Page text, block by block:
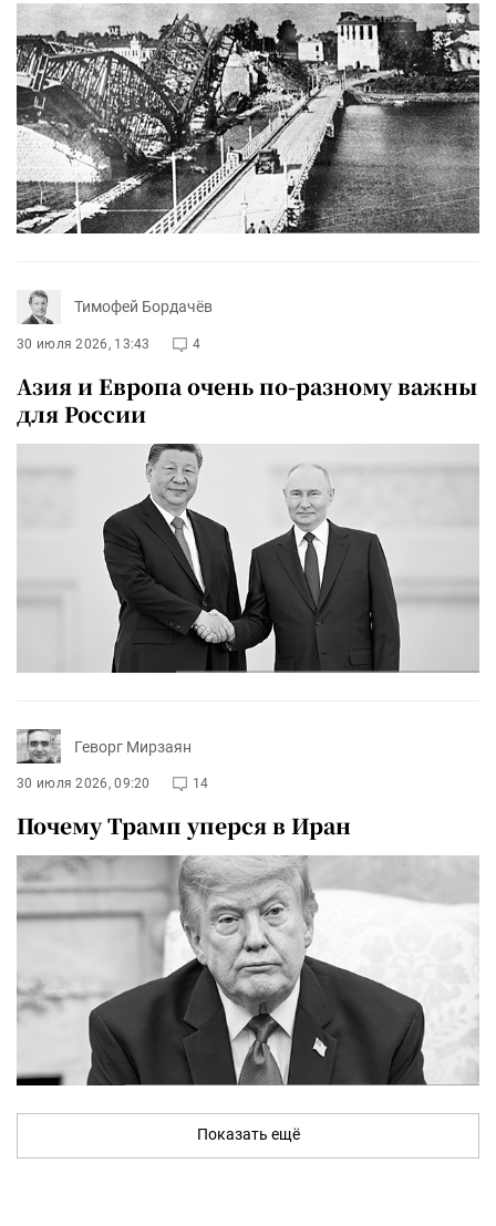
Тимофей Бордачёв
30 июля 2026, 13:43 4
Азия и Европа очень по-разному важны
для России
Геворг Мирзаян
30 июля 2026, 09:20 14
Почему Трамп уперся в Иран
Показать ещё